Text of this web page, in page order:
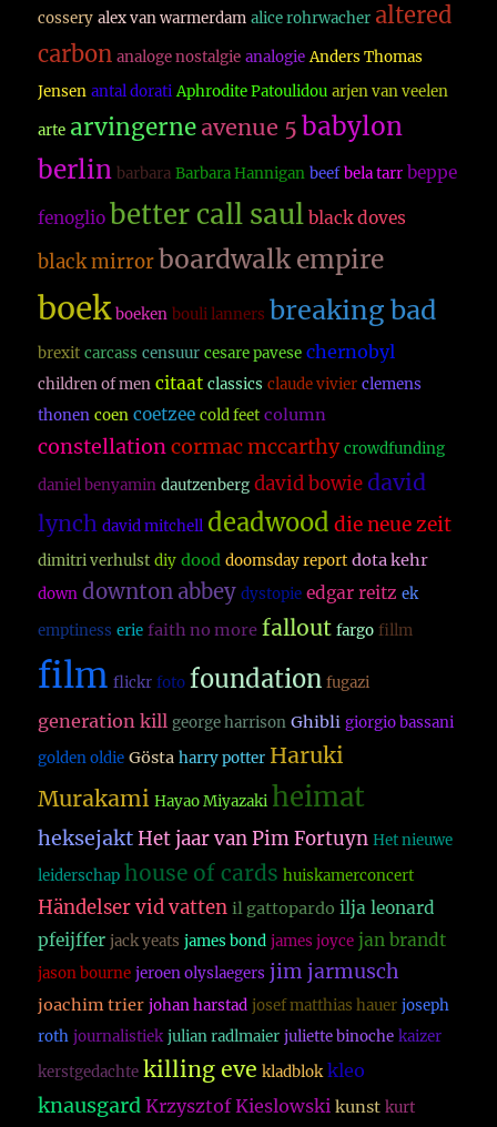
cossery alex van warmerdam alice rohrwacher altered
carbon analoge nostalgie analogie Anders Thomas
Jensen antal dorati Aphrodite Patoulidou arjen van veelen
arte arvingerne avenue 5 babylon
berlin barbara Barbara Hannigan beef bela tarr beppe
fenoglio better call saul black doves
black mirror boardwalk empire
boek boeken bouli lanners breaking bad
brexit carcass censuur cesare pavese chernobyl
children of men citaat classics claude vivier clemens
thonen coen coetzee cold feet column
constellationcormac mccarthy crowdfunding
daniel benyamin dautzenberg david bowie david
lynch david mitchell deadwood die neue zeit
dimitri verhulst diy dood doomsday report dota kehr
down downton abbey dystopie edgar reitz ek
emptiness erie faith no more fallout fargo fillm
film flickr foto foundation fugazi
generation kill george harrison Ghibli giorgio bassani
golden oldie Gösta harry potter Haruki
Murakami Hayao Miyazaki heimat
heksejakt Het jaar van Pim Fortuyn Het nieuwe
leiderschap house of cards huiskamerconcert
Händelser vid vatten il gattopardo ilja leonard
pfeijffer jack yeats james bond james joyce jan brandt
jason bourne jeroen olyslaegers jim jarmusch
joachim trier johan harstad josef matthias hauer joseph
roth journalistiek julian radlmaier juliette binoche kaizer
kerstgedachte killing eve kladblok kleo
knausgard Krzysztof Kieslowski kunst kurt